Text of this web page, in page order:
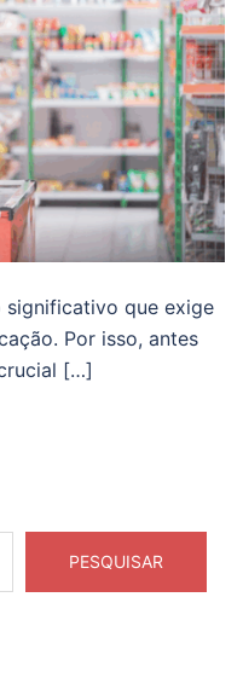
significativo que exige
Por isso, antes
[…]
PESQUISAR